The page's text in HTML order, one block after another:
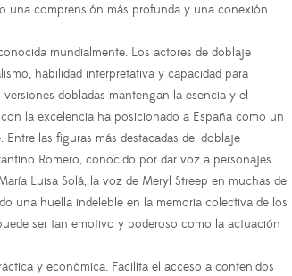
una comprensión más profunda y una conexión
mundialmente. Los actores de doblaje
habilidad interpretativa y capacidad para
dobladas mantengan la esencia y el
la excelencia ha posicionado a España como un
las figuras más destacadas del doblaje
Romero, conocido por dar voz a personajes
Luisa Solá, la voz de Meryl Streep en muchas de
una huella indeleble en la memoria colectiva de los
ser tan emotivo y poderoso como la actuación
y económica. Facilita el acceso a contenidos